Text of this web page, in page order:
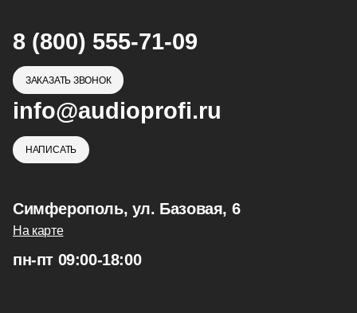
8 (800) 555-71-09
ЗАКАЗАТЬ ЗВОНОК
info@audioprofi.ru
НАПИСАТЬ
Симферополь, ул. Базовая, 6
На карте
пн-пт 09:00-18:00